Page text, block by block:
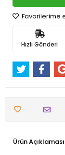
Favorilerime
Hızlı Gönderi
Ürün Açıklaması